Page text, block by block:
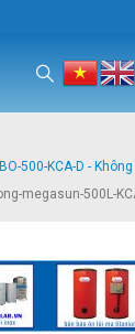
500-KCA-D -
megasun-500L-